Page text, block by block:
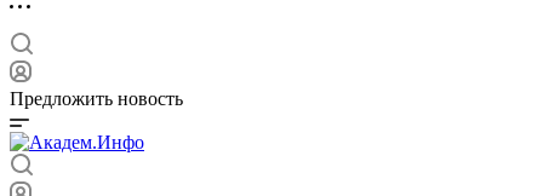
Предложить новость